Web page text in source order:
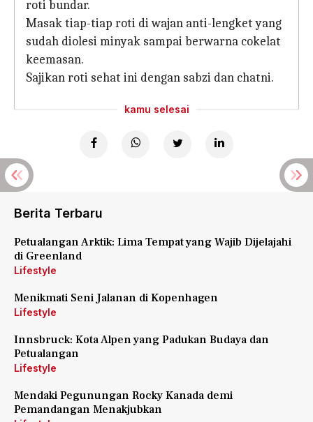
roti bundar.
Masak tiap-tiap roti di wajan anti-lengket yang
sudah diolesi minyak sampai berwarna cokelat
keemasan.
Sajikan roti sehat ini dengan sabzi dan chatni.
kamu selesai
Berita Terbaru
Petualangan Arktik: Lima Tempat yang Wajib Dijelajahi
di Greenland
Lifestyle
Menikmati Seni Jalanan di Kopenhagen
Lifestyle
Innsbruck: Kota Alpen yang Padukan Budaya dan
Petualangan
Lifestyle
Mendaki Pegunungan Rocky Kanada demi
Pemandangan Menakjubkan